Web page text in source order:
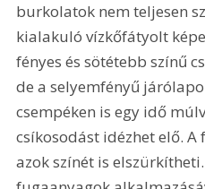
burkolatok nem teljesen
kialakuló vízkőfátyolt
fényes és sötétebb színű
de a selyemfényű
csempéken is egy idő
csíkosodást idézhet elő.
azok színét is